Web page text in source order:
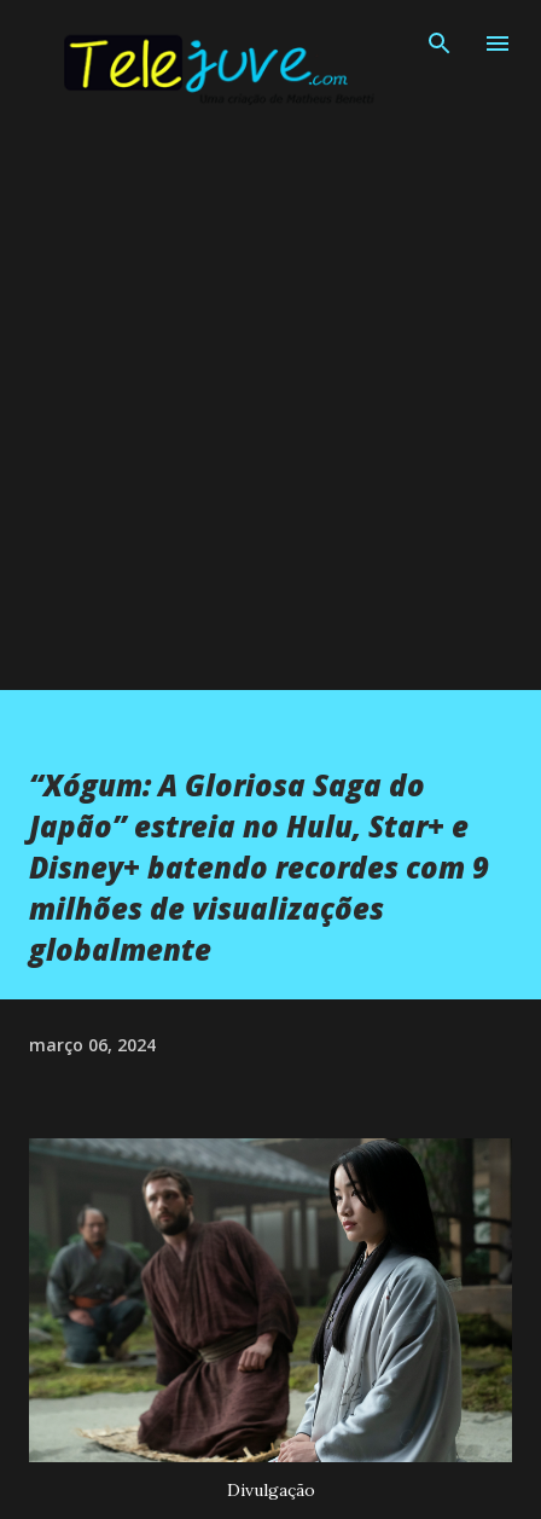
“Xógum: A Gloriosa Saga do
Japão” estreia no Hulu, Star+ e
Disney+ batendo recordes com 9
milhões de visualizações
globalmente
março 06, 2024
Divulgação